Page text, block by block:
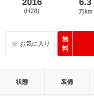
(H28) 万km
無
料
状態 装備